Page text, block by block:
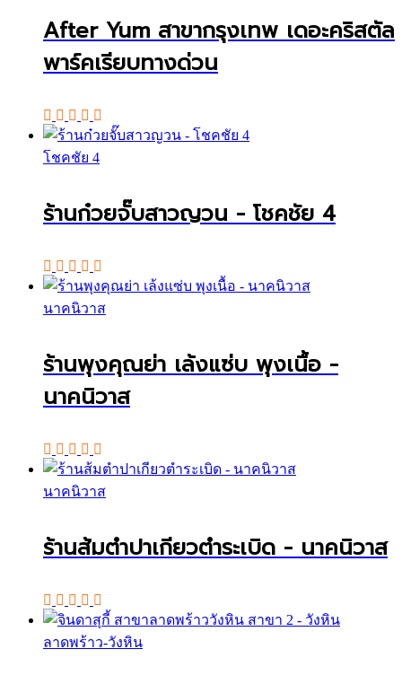
After Yum สาขากรุงเทพ เดอะคริสตัล
พาร์คเรียบทางด่วน
โชคชัย 4
ร้านก๋วยจั๊บสาวญวน - โชคชัย 4
นาคนิวาส
ร้านพุงคุณย่า เล้งแซ่บ พุงเนื้อ -
นาคนิวาส
นาคนิวาส
ร้านส้มตำปาเกียวตำระเบิด - นาคนิวาส
ลาดพร้าว-วังหิน